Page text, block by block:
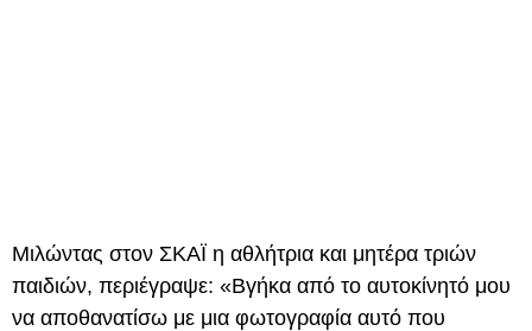
Μιλώντας στον ΣΚΑΪ η αθλήτρια και μητέρα τριών
παιδιών, περιέγραψε: «Βγήκα από το αυτοκίνητό μου
να αποθανατίσω με μια φωτογραφία αυτό που